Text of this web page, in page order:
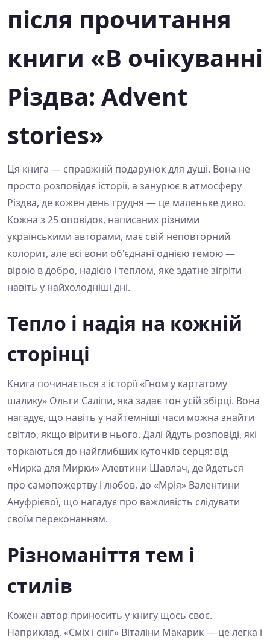
після прочитання
книги «В очікуванні
Різдва: Advent
stories»
Ця книга — справжній подарунок для душі. Вона не
просто розповідає історії, а занурює в атмосферу
Різдва, де кожен день грудня — це маленьке диво.
Кожна з 25 оповідок, написаних різними
українськими авторами, має свій неповторний
колорит, але всі вони об'єднані однією темою —
вірою в добро, надією і теплом, яке здатне зігріти
навіть у найхолодніші дні.
Тепло і надія на кожній
сторінці
Книга починається з історії «Гном у картатому
шалику» Ольги Саліпи, яка задає тон усій збірці. Вона
нагадує, що навіть у найтемніші часи можна знайти
світло, якщо вірити в нього. Далі йдуть розповіді, які
торкаються до найглибших куточків серця: від
«Нирка для Мирки» Алевтини Шавлач, де йдеться
про самопожертву і любов, до «Мрія» Валентини
Ануфрієвої, що нагадує про важливість слідувати
своїм переконанням.
Різноманіття тем і
стилів
Кожен автор приносить у книгу щось своє.
Наприклад, «Сміх і сніг» Віталіни Макарик — це легка і